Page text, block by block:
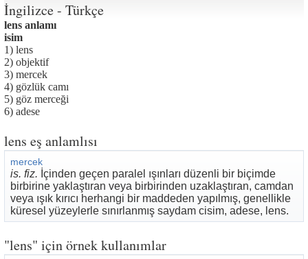
İngilizce - Türkçe
lens anlamı
isim
1) lens
2) objektif
3) mercek
4) gözlük camı
5) göz merceği
6) adese
lens eş anlamlısı
mercek
is. fiz. İçinden geçen paralel ışınları düzenli bir biçimde
birbirine yaklaştıran veya birbirinden uzaklaştıran, camdan
veya ışık kırıcı herhangi bir maddeden yapılmış, genellikle
küresel yüzeylerle sınırlanmış saydam cisim, adese, lens.
"lens" için örnek kullanımlar